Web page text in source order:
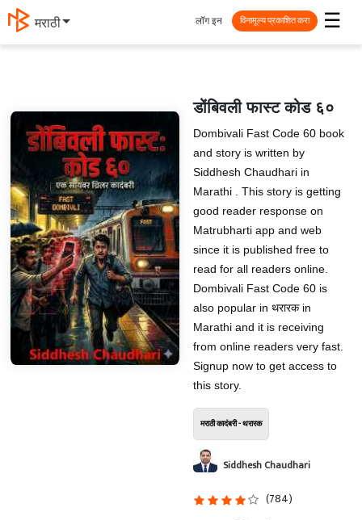
मराठी ☰
लॉग इन विनामूल्य प्रकाशित करा
डोंबिवली फास्ट कोड ६०
Dombivali Fast Code 60 book
and story is written by
Siddhesh Chaudhari in
Marathi . This story is getting
good reader response on
Matrubharti app and web
since it is published free to
read for all readers online.
Dombivali Fast Code 60 is
also popular in थरारक in
Marathi and it is receiving
from online readers very fast.
Signup now to get access to
this story.
मराठी कादंबरी - थरारक
Siddhesh Chaudhari
(784)